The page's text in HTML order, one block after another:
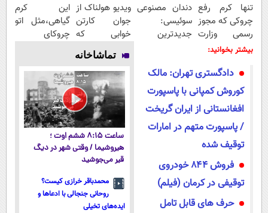
تنها کرم رفع
چروکی که مجوز
رسمی وزارت
بهداشت دارد
دندان مصنوعی
سوئیسی:
جدیدترین
پرداخت قسطی
ویدیو هولناک از
جوان کارتن
خوابی که
میلیاردر شد.
آموزش رایگان
این کرم
گیاهی،مثل اتو
چروکای
بیشتر بخوانید:
دادگستری تهران: مالک
کوروش کمپانی با پاسپورت
افغانستانی از ایران گریخت
/ پاسپورت متهم در امارات
توقیف شده
فروش ۸۴۴ خودروی
توقیفی در کرمان (فیلم)
حرف های قابل تامل
تماشاخانه
ساعت ۸:۱۵ ششم اوت ؛
هیروشیما / وقتی شهر در دیگ
قیر می‌جوشید
محمدباقر خرازی کیست؟
روحانی جنجالی با ادعاها و
ایده‌های تخیلی